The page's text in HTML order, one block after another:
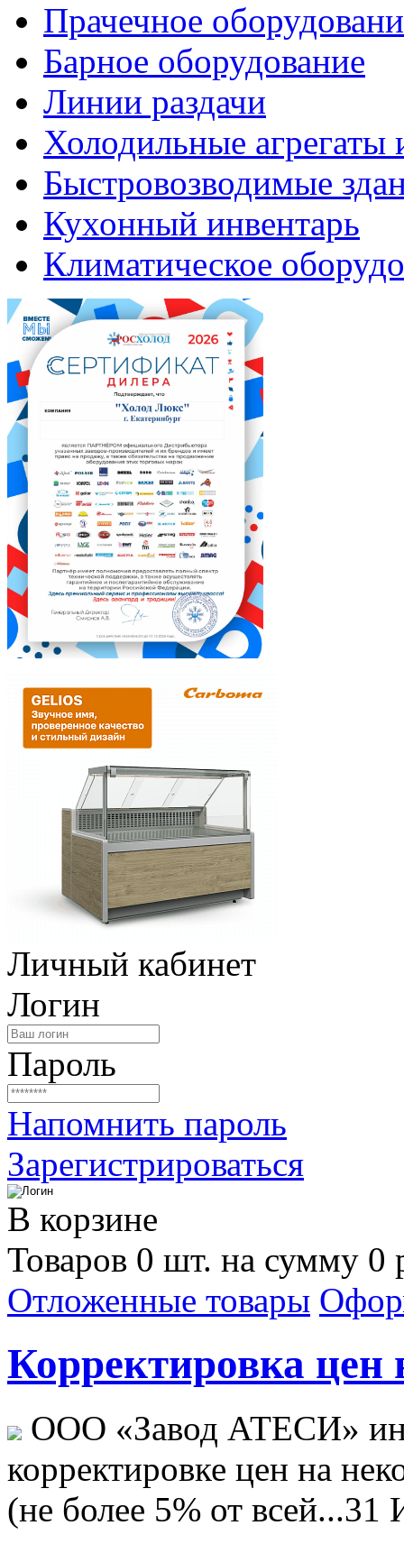
Прачечное
Барное оборудование
Линии раздачи
Холодильные агрегаты
Быстровозводимые
Кухонный инвентарь
Климатическое
Личный кабинет
Логин
Пароль
Напомнить пароль
Зарегистрироваться
В корзине
Товаров 0 шт. на сумму 0
Отложенные товары
Корректировка цен
ООО «Завод АТЕСИ»
корректировке цен на
(не более 5% от всей...31